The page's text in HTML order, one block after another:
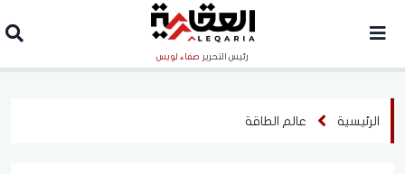
رئيس التحرير صفاء لويس
الرئيسية عالم الطاقة